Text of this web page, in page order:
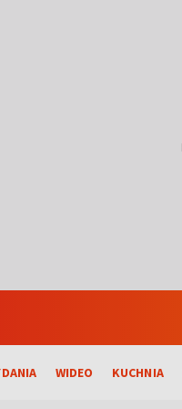
WIDEO KUCHNIA